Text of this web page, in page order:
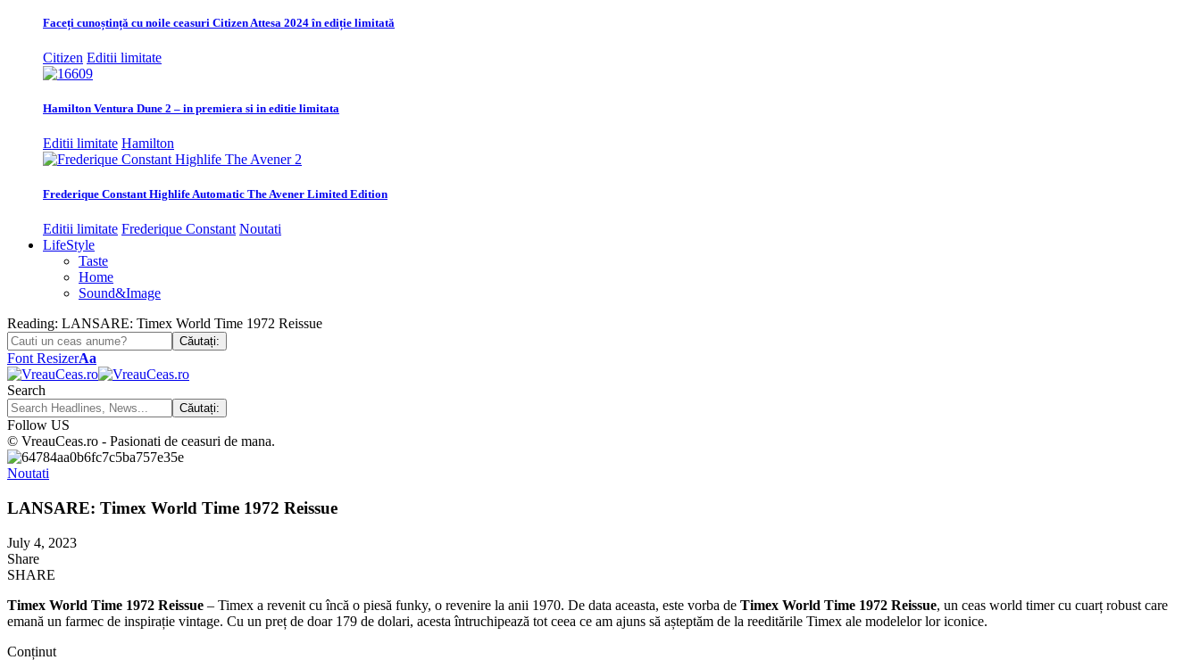
Faceți cunoștință cu noile ceasuri Citizen Attesa 2024 în ediție limitată
Citizen Editii limitate
Hamilton Ventura Dune 2 – in premiera si in editie limitata
Editii limitate Hamilton
Frederique Constant Highlife Automatic The Avener Limited Edition
Editii limitate Frederique Constant Noutati
LifeStyle
Taste
Home
Sound&Image
Reading: LANSARE: Timex World Time 1972 Reissue
Font ResizerAa
Search
Follow US
© VreauCeas.ro - Pasionati de ceasuri de mana.
Noutati
LANSARE: Timex World Time 1972 Reissue
July 4, 2023
Share
SHARE
Timex World Time 1972 Reissue – Timex a revenit cu încă o piesă funky, o revenire la anii 1970. De data aceasta, este vorba de Timex World Time 1972 Reissue, un ceas world timer cu cuarț robust care
emană un farmec de inspirație vintage. Cu un preț de doar 179 de dolari, acesta întruchipează tot ceea ce am ajuns să așteptăm de la reeditările Timex ale modelelor lor iconice.
Conținut